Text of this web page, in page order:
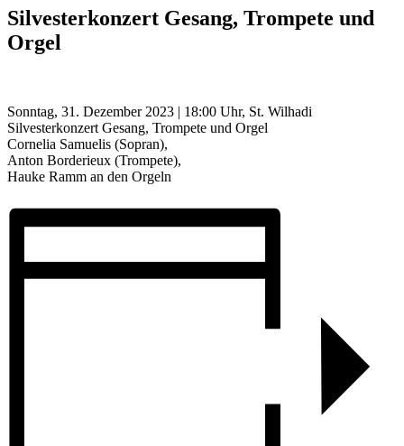
Silvesterkonzert Gesang, Trompete und
Orgel
Sonntag, 31. Dezember 2023 | 18:00 Uhr, St. Wilhadi
Silvesterkonzert Gesang, Trompete und Orgel
Cornelia Samuelis (Sopran),
Anton Borderieux (Trompete),
Hauke Ramm an den Orgeln